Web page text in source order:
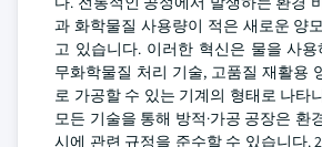
과 화학물질 사용량이 적은 새로운 양
고 있습니다. 이러한 혁신은 물을 사
무화학물질 처리 기술, 고품질 재활용
로 가공할 수 있는 기계의 형태로 나타
모든 기술을 통해 방적·가공 공장은 환
시에 관련 규정을 준수할 수 있습니다.